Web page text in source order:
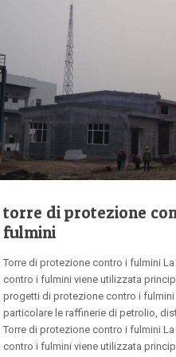
torre di protezione
fulmini
Torre di protezione contro i fulmini
contro i fulmini viene utilizzata
progetti di protezione contro i fulmini
particolare le raffinerie di petrolio,
Torre di protezione contro i fulmini
contro i fulmini viene utilizzata